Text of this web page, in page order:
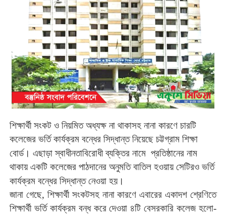
শিক্ষার্থী সংকট ও নিয়মিত অধ্যক্ষ না থাকাসহ নানা কারণে চারটি
কলেজের ভর্তি কার্যক্রম বন্ধের সিদ্ধান্ত নিয়েছে চট্টগ্রাম শিক্ষা
বোর্ড। এছাড়া স্বাধীনতাবিরোধী ব্যক্তির নামে প্রতিষ্ঠানের নাম
থাকায় একটি কলেজের পাঠদানের অনুমতি বাতিল হওয়ায় সেটিরও ভর্তি
কার্যক্রম বন্ধের সিদ্ধান্ত নেওয়া হয়।
জানা গেছে, শিক্ষার্থী সংকটসহ নানা কারণে এবারের একাদশ শ্রেণিতে
শিক্ষার্থী ভর্তি কার্যক্রম বন্ধ করে দেওয়া ৪টি বেসরকারি কলেজ হলো-